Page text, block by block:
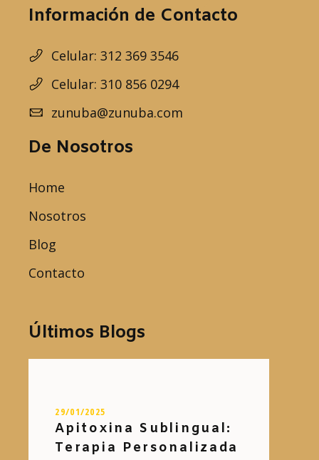
Información de Contacto
Celular: 312 369 3546
Celular: 310 856 0294
zunuba@zunuba.com
De Nosotros
Home
Nosotros
Blog
Contacto
Últimos Blogs
29/01/2025
Apitoxina Sublingual:
Terapia Personalizada